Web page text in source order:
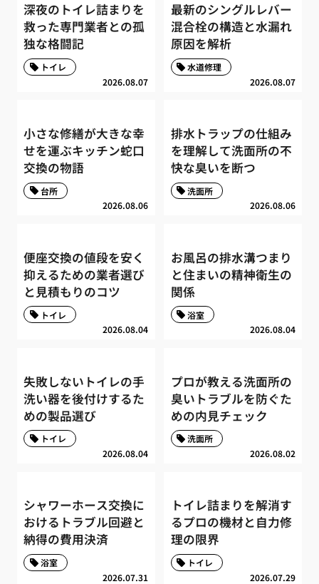
深夜のトイレ詰まりを
救った専門業者との孤
独な格闘記
2026.08.07
トイレ
最新のシングルレバー
混合栓の構造と水漏れ
原因を解析
2026.08.07
水道修理
小さな修繕が大きな幸
せを運ぶキッチン蛇口
交換の物語
2026.08.06
台所
排水トラップの仕組み
を理解して洗面所の不
快な臭いを断つ
2026.08.06
洗面所
便座交換の値段を安く
抑えるための業者選び
と見積もりのコツ
2026.08.04
トイレ
お風呂の排水溝つまり
と住まいの精神衛生の
関係
2026.08.04
浴室
失敗しないトイレの手
洗い器を後付けするた
めの製品選び
2026.08.04
トイレ
プロが教える洗面所の
臭いトラブルを防ぐた
めの内見チェック
2026.08.02
洗面所
シャワーホース交換に
おけるトラブル回避と
納得の費用決済
2026.07.31
浴室
トイレ詰まりを解消す
るプロの機材と自力修
理の限界
2026.07.29
トイレ